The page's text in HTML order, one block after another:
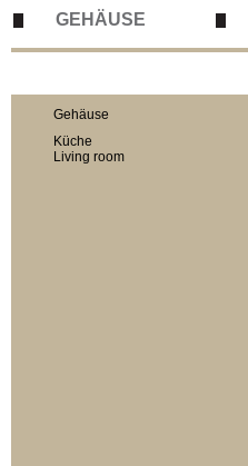
GEHÄUSE
Gehäuse
Küche
Living room